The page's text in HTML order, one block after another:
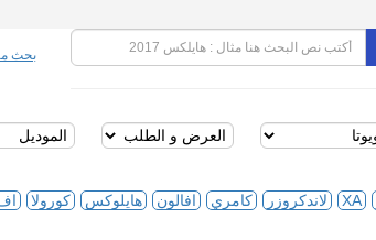
بحث
XA لاندكروزر كامري افالون هايلوكس كورولا